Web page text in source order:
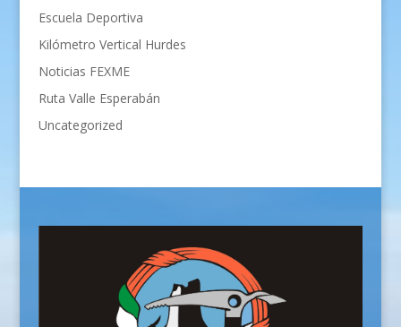
Escuela Deportiva
Kilómetro Vertical Hurdes
Noticias FEXME
Ruta Valle Esperabán
Uncategorized